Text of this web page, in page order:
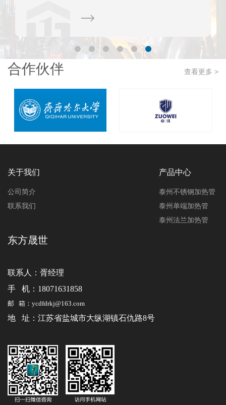
合作伙伴 查看更多 >
关于我们
公司简介
联系我们
产品中心
泰州不锈钢加热管
泰州单端加热管
泰州法兰加热管
东方晟世
联系人： 胥经理
手 机：18071631858
邮 箱：ycdfdrkj@163.com
地 址：江苏省盐城市大纵湖镇石仇路8号